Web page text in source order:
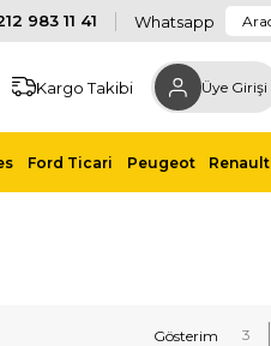
983 11 41 Whatsapp
Kargo Takibi Üye Girişi
Ford Ticari Peugeot Renault